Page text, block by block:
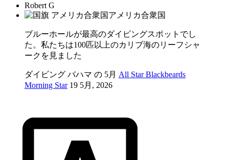
Robert G
アメリカ合衆国
ブルーホールが最高のダイビングスポットでし
た。私たちは100匹以上のカリブ海のリーフシャ
ークを見ました
ダイビング バハマ の 5月 All Star Blackbeards
Morning Star 19 5月, 2026